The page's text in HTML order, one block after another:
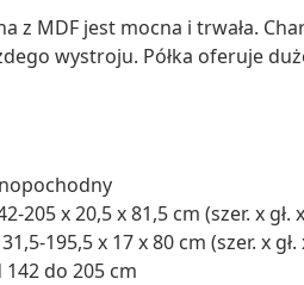
z MDF jest mocna i trwała.
wystroju. Półka oferuje
205 x 20,5 x 81,5 cm (szer. x gł.
195,5 x 17 x 80 cm (szer. x gł.
do 205 cm